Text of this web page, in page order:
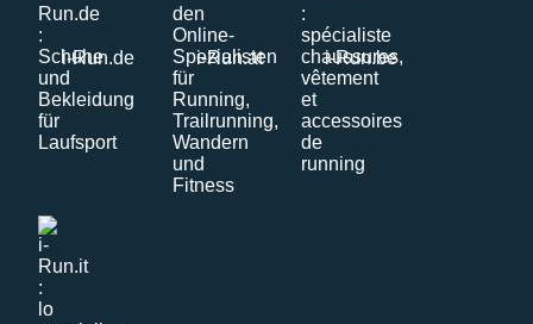
i-Run.de i-Run.at i-Run.be